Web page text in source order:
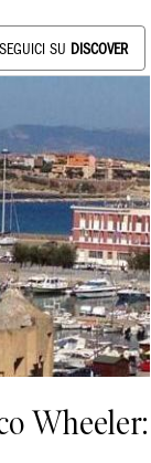
SEGUICI SU DISCOVER
Wheeler: